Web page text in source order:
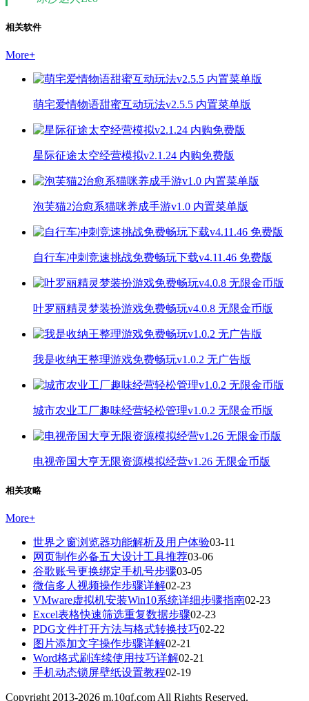
相关软件
More+
萌宅爱情物语甜蜜互动玩法v2.5.5 内置菜单版
星际征途太空经营模拟v2.1.24 内购免费版
泡芙猫2治愈系猫咪养成手游v1.0 内置菜单版
自行车冲刺竞速挑战免费畅玩下载v4.11.46 免费版
叶罗丽精灵梦装扮游戏免费畅玩v4.0.8 无限金币版
我是收纳王整理游戏免费畅玩v1.0.2 无广告版
城市农业工厂趣味经营轻松管理v1.0.2 无限金币版
电视帝国大亨无限资源模拟经营v1.26 无限金币版
相关攻略
More+
世界之窗浏览器功能解析及用户体验03-11
网页制作必备五大设计工具推荐03-06
谷歌账号更换绑定手机号步骤03-05
微信多人视频操作步骤详解02-23
VMware虚拟机安装Win10系统详细步骤指南02-23
Excel表格快速筛选重复数据步骤02-23
PDG文件打开方法与格式转换技巧02-22
图片添加文字操作步骤详解02-21
Word格式刷连续使用技巧详解02-21
手机动态锁屏壁纸设置教程02-19
Copyright 2013-2026 m.10qf.com All Rights Reserved.